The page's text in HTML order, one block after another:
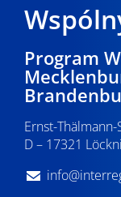
Program
Ernst-Thälmann-
D – 17321